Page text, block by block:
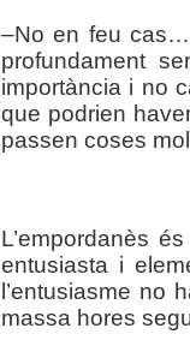
–No en feu
profundament
importància i no
que podrien
passen coses
L’empordanès
entusiasta i
l’entusiasme no
massa hores